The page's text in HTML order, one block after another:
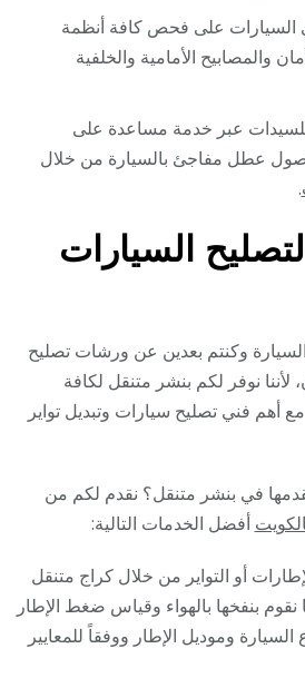
السيارات على فحص كافة أنظمة
والمصابيح الأمامية والخلفية
عبر خدمة مساعدة على
عطل مفاجئ بالسيارة من خلال
.
السيارات
وكنتم بعدين عن ورشات تصليح
لأننا نوفر لكم بنشر متنقل لكافة
24 ساعة مع أهم فني تصليح سيارات وتبديل تواير
في بنشر متنقل؟ نقدم لكم من
أفضل الخدمات التالية:
أو التواير من خلال كراج متنقل
نقوم بنفخها بالهواء وقياس ضغط الإطار
نوع السيارة وموديل الإطار ووفقاً للمعايير